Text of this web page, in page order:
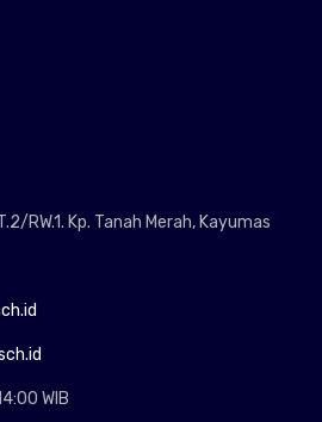
RW.1. Kp. Tanah Merah, Kayumas
WIB